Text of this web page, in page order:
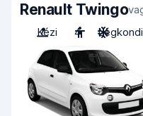
Renault Twingo
Kézi
4